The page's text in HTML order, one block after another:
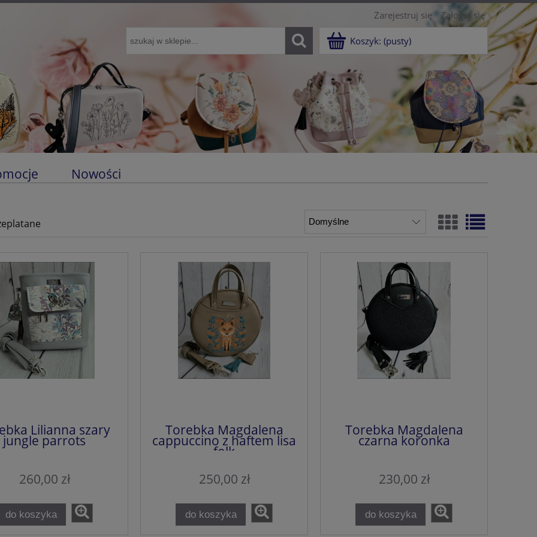
Zarejestruj się Zaloguj się
Koszyk: (pusty)
Nowości
Lilianna szary
jungle parrots
260,00 zł
do koszyka
Torebka Magdalena
cappuccino z haftem lisa
folk
250,00 zł
do koszyka
Torebka Magdalena
czarna koronka
230,00 zł
do koszyka